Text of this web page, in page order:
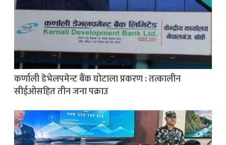
कर्णाली डेभेलपमेन्ट बैंक घोटाला प्रकरण : तत्कालीन
सीईओसहित तीन जना पक्राउ